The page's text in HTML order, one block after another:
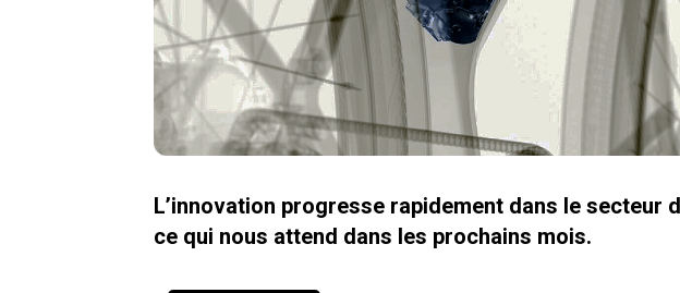
L’innovation progresse rapidement dans le secteur
ce qui nous attend dans les prochains mois.